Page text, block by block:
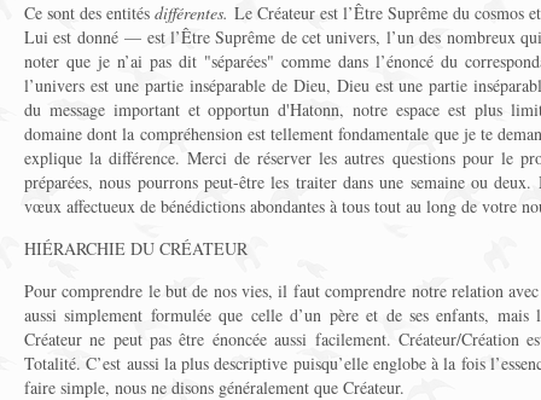
Ce sont des entitésdifférentes. Le Créateur est l’Être Suprême du
Lui est donné — est l’Être Suprême de cet univers, l’un des nombreux
noter que je n’ai pas dit "séparées" comme dans l’énoncé du
l’univers est une partie inséparable de Dieu, Dieu est une partie
du message important et opportun d'Hatonn, notre espace est plus
domaine dont la compréhension est tellement fondamentale que je te
explique la différence. Merci de réserver les autres questions pour le
préparées, nous pourrons peut-être les traiter dans une semaine ou
vœux affectueux de bénédictions abondantes à tous tout au long de votre
HIÉRARCHIE DU CRÉATEUR
Pour comprendre le but de nos vies, il faut comprendre notre relation
aussi simplement formulée que celle d’un père et de ses enfants,
Créateur ne peut pas être énoncée aussi facilement. Créateur/Création
Totalité. C’est aussi la plus descriptive puisqu’elle englobe à la fois
faire simple, nous ne disons généralement que Créateur.